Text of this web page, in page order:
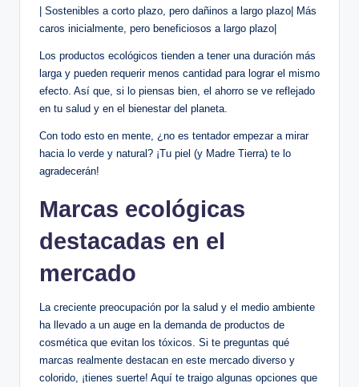
| Sostenibles a corto plazo, pero dañinos a largo plazo| Más
caros inicialmente, pero beneficiosos a largo plazo|
Los productos ecológicos tienden a tener una duración más
larga y pueden requerir menos cantidad para lograr el mismo
efecto. Así que, si lo piensas bien, el ahorro se ve reflejado
en tu salud y en el bienestar del planeta.
Con todo esto en mente, ¿no es tentador empezar a mirar
hacia lo verde y natural? ¡Tu piel (y Madre Tierra) te lo
agradecerán!
Marcas ecológicas
destacadas en el
mercado
La creciente preocupación por la salud y el medio ambiente
ha llevado a un auge en la demanda de productos de
cosmética que evitan los tóxicos. Si te preguntas qué
marcas realmente destacan en este mercado diverso y
colorido, ¡tienes suerte! Aquí te traigo algunas opciones que